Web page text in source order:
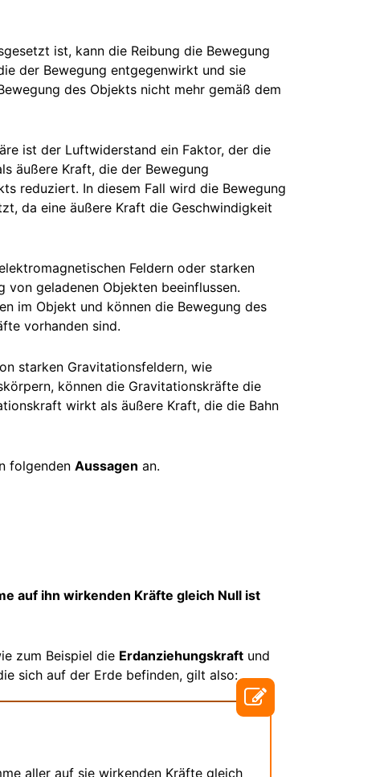
ist, kann die Reibung die Bewegung
der Bewegung entgegenwirkt und sie
des Objekts nicht mehr gemäß dem
ist der Luftwiderstand ein Faktor, der die
äußere Kraft, die der Bewegung
reduziert. In diesem Fall wird die Bewegung
da eine äußere Kraft die Geschwindigkeit
Feldern oder starken
von geladenen Objekten beeinflussen.
im Objekt und können die Bewegung des
vorhanden sind.
starken Gravitationsfeldern, wie
können die Gravitationskräfte die
wirkt als äußere Kraft, die die Bahn
folgenden Aussagen an.
auf ihn wirkenden Kräfte gleich Null ist
zum Beispiel die Erdanziehungskraft und
sich auf der Erde befinden, gilt also:
aller auf sie wirkenden Kräfte gleich